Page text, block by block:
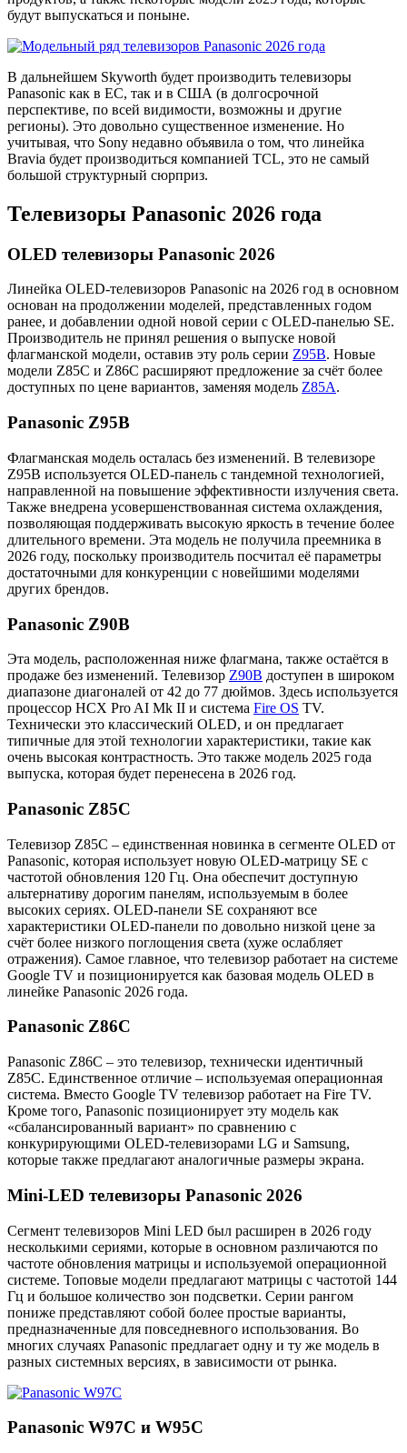
будут выпускаться и поныне.
В дальнейшем Skyworth будет производить телевизоры
Panasonic как в ЕС, так и в США (в долгосрочной
перспективе, по всей видимости, возможны и другие
регионы). Это довольно существенное изменение. Но
учитывая, что Sony недавно объявила о том, что линейка
Bravia будет производиться компанией TCL, это не самый
большой структурный сюрприз.
Телевизоры Panasonic 2026 года
OLED телевизоры Panasonic 2026
Линейка OLED-телевизоров Panasonic на 2026 год в основном
основан на продолжении моделей, представленных годом
ранее, и добавлении одной новой серии с OLED-панелью SE.
Производитель не принял решения о выпуске новой
флагманской модели, оставив эту роль серии Z95B. Новые
модели Z85C и Z86C расширяют предложение за счёт более
доступных по цене вариантов, заменяя модель Z85A.
Panasonic Z95B
Флагманская модель осталась без изменений. В телевизоре
Z95B используется OLED-панель с тандемной технологией,
направленной на повышение эффективности излучения света.
Также внедрена усовершенствованная система охлаждения,
позволяющая поддерживать высокую яркость в течение более
длительного времени. Эта модель не получила преемника в
2026 году, поскольку производитель посчитал её параметры
достаточными для конкуренции с новейшими моделями
других брендов.
Panasonic Z90B
Эта модель, расположенная ниже флагмана, также остаётся в
продаже без изменений. Телевизор Z90B доступен в широком
диапазоне диагоналей от 42 до 77 дюймов. Здесь используется
процессор HCX Pro AI Mk II и система Fire OS TV.
Технически это классический OLED, и он предлагает
типичные для этой технологии характеристики, такие как
очень высокая контрастность. Это также модель 2025 года
выпуска, которая будет перенесена в 2026 год.
Panasonic Z85C
Телевизор Z85C – единственная новинка в сегменте OLED от
Panasonic, которая использует новую OLED-матрицу SE с
частотой обновления 120 Гц. Она обеспечит доступную
альтернативу дорогим панелям, используемым в более
высоких сериях. OLED-панели SE сохраняют все
характеристики OLED-панели по довольно низкой цене за
счёт более низкого поглощения света (хуже ослабляет
отражения). Самое главное, что телевизор работает на системе
Google TV и позиционируется как базовая модель OLED в
линейке Panasonic 2026 года.
Panasonic Z86C
Panasonic Z86C – это телевизор, технически идентичный
Z85C. Единственное отличие – используемая операционная
система. Вместо Google TV телевизор работает на Fire TV.
Кроме того, Panasonic позиционирует эту модель как
«сбалансированный вариант» по сравнению с
конкурирующими OLED-телевизорами LG и Samsung,
которые также предлагают аналогичные размеры экрана.
Mini-LED телевизоры Panasonic 2026
Сегмент телевизоров Mini LED был расширен в 2026 году
несколькими сериями, которые в основном различаются по
частоте обновления матрицы и используемой операционной
системе. Топовые модели предлагают матрицы с частотой 144
Гц и большое количество зон подсветки. Серии рангом
пониже представляют собой более простые варианты,
предназначенные для повседневного использования. Во
многих случаях Panasonic предлагает одну и ту же модель в
разных системных версиях, в зависимости от рынка.
Panasonic W97C и W95C